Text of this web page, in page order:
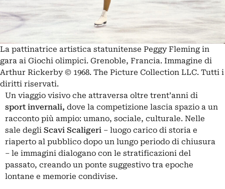
La pattinatrice artistica statunitense Peggy Fleming in
gara ai Giochi olimpici. Grenoble, Francia. Immagine di
Arthur Rickerby © 1968. The Picture Collection LLC. Tutti i
diritti riservati.
Un viaggio visivo che attraversa oltre trent’anni di
sport invernali, dove la competizione lascia spazio a un
racconto più ampio: umano, sociale, culturale. Nelle
sale degli Scavi Scaligeri – luogo carico di storia e
riaperto al pubblico dopo un lungo periodo di chiusura
– le immagini dialogano con le stratificazioni del
passato, creando un ponte suggestivo tra epoche
lontane e memorie condivise.